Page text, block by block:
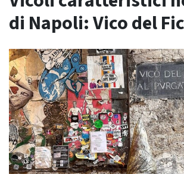
di Napoli: Vico del